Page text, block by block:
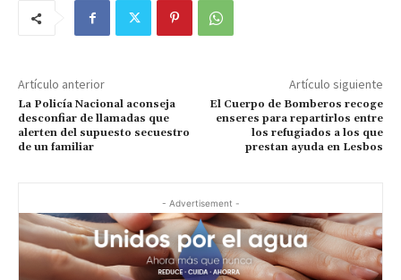
Artículo anterior
La Policía Nacional aconseja
desconfiar de llamadas que
alerten del supuesto secuestro
de un familiar
Artículo siguiente
El Cuerpo de Bomberos recoge
enseres para repartirlos entre
los refugiados a los que
prestan ayuda en Lesbos
- Advertisement -